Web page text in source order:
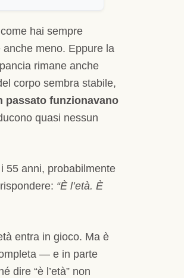
hai sempre
meno. Eppure la
rimane anche
corpo sembra stabile,
passato funzionavano
quasi nessun
55 anni, probabilmente
“È l’età. È
entra in gioco. Ma è
— e in parte
dire “è l’età” non